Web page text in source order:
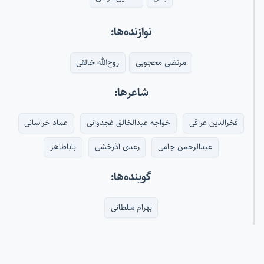
نوازنده‌ها:
مرتضی محجوبی روح‌الله خالقی
شاعرها:
فخرالدین عراقی خواجه عبدالخالق غجدوانی
عماد خراسانی
عبدالرحمن جامی
رعدی آذرخشی باباطاهر
گوینده‌ها:
بهرام سلطانی